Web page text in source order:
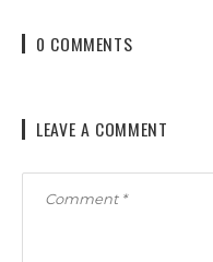
0 COMMENTS
LEAVE A COMMENT